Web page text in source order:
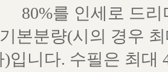
80%를 인세로 드
본분량(시의 경우
)입니다. 수필은 최대